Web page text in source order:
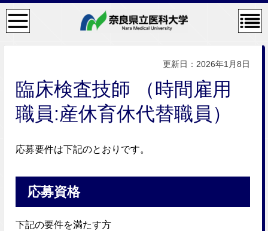
検
索・
メニ
コン
テン
ニュ
ー
更新日：2026年1月8日
臨床検査技師 （時間雇用
職員:産休育休代替職員）
応募要件は下記のとおりです。
応募資格
下記の要件を満たす方